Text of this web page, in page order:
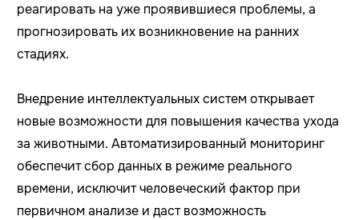
реагировать на уже проявившиеся проблемы, а
прогнозировать их возникновение на ранних
стадиях.
Внедрение интеллектуальных систем открывает
новые возможности для повышения качества ухода
за животными. Автоматизированный мониторинг
обеспечит сбор данных в режиме реального
времени, исключит человеческий фактор при
первичном анализе и даст возможность